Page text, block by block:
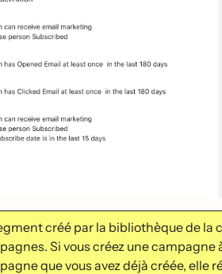
créé par la bibliothèque de
Si vous créez une
que vous avez déjà créée, elle